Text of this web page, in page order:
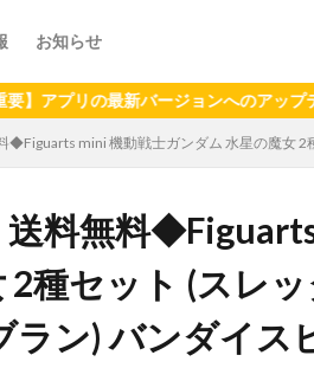
お知らせ
の最新バージョンへのアップデート
◆Figuarts mini 機動戦士ガンダム 水星の魔女
送料無料
種セット (スレ
ン) バンダイス